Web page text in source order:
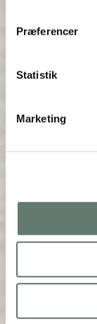
Præferencer
Statistik
Marketing